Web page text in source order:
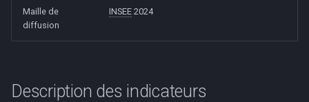
a
e
Maille de
diffusion
INSEE 2024
Description des indicateurs